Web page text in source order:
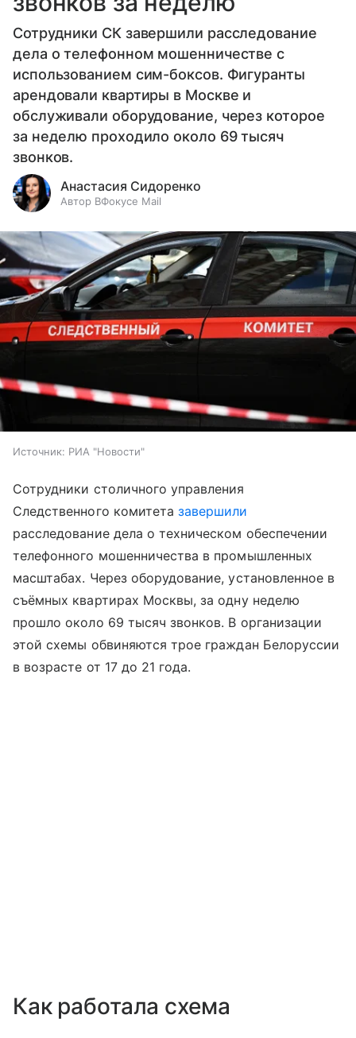
Сотрудники СК завершили расследование
дела о телефонном мошенничестве с
использованием сим-боксов. Фигуранты
арендовали квартиры в Москве и
обслуживали оборудование, через которое
за неделю проходило около 69 тысяч
звонков.
Анастасия Сидоренко
Автор ВФокусе Mail
Источник: РИА "Новости"
Сотрудники столичного управления
Следственного комитетазавершили
расследование дела о техническом обеспечении
телефонного мошенничества в промышленных
масштабах. Через оборудование, установленное в
съёмных квартирах Москвы, за одну неделю
прошло около 69 тысяч звонков. В организации
этой схемы обвиняются трое граждан Белоруссии
в возрасте от 17 до 21 года.
Как работала схема